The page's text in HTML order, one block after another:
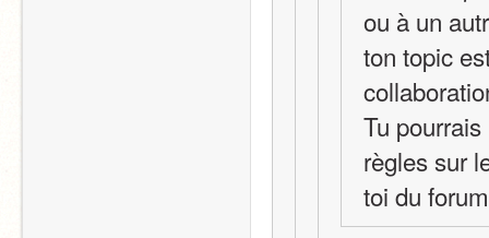
ou à un
ton topic
Tu
règles sur
toi du